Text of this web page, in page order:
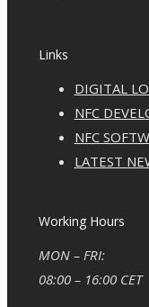
Links
DIGITAL
NFC
NFC
LATEST
Working Hours
MON – FRI:
08:00 – 16:00 CET